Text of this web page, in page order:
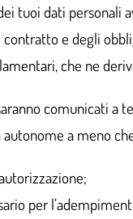
tuoi dati personali
e degli
che ne
comunicati a
a meno
per